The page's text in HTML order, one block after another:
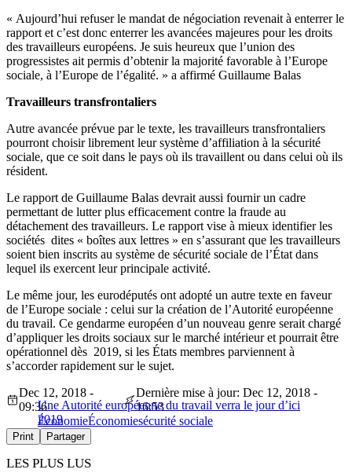
« Aujourd’hui refuser le mandat de négociation revenait à enterrer le
rapport et c’est donc enterrer les avancées majeures pour les droits
des travailleurs européens. Je suis heureux que l’union des
progressistes ait permis d’obtenir la majorité favorable à l’Europe
sociale, à l’Europe de l’égalité. » a affirmé Guillaume Balas
Travailleurs transfrontaliers
Autre avancée prévue par le texte, les travailleurs transfrontaliers
pourront choisir librement leur système d’affiliation à la sécurité
sociale, que ce soit dans le pays où ils travaillent ou dans celui où ils
résident.
Le rapport de Guillaume Balas devrait aussi fournir un cadre
permettant de lutter plus efficacement contre la fraude au
détachement des travailleurs. Le rapport vise à mieux identifier les
sociétés dites « boîtes aux lettres » en s’assurant que les travailleurs
soient bien inscrits au système de sécurité sociale de l’État dans
lequel ils exercent leur principale activité.
Le même jour, les eurodéputés ont adopté un autre texte en faveur
de l’Europe sociale : celui sur la création de l’Autorité européenne
du travail. Ce gendarme européen d’un nouveau genre serait chargé
d’appliquer les droits sociaux sur le marché intérieur et pourrait être
opérationnel dès 2019, si les États membres parviennent à
s’accorder rapidement sur le sujet.
Une Autorité européenne du travail verra le jour d’ici
2019
Dec 12, 2018 -
09:36
Dernière mise à jour: Dec 12, 2018 -
16:53
ÉconomieÉconomiesécurité sociale
Print Partager
LES PLUS LUS